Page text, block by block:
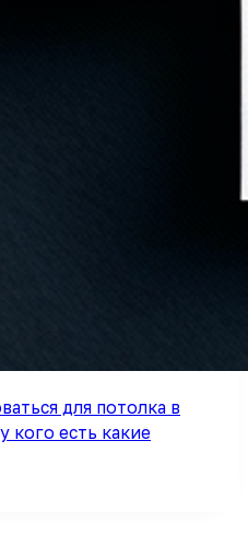
для потолка в
кого есть какие